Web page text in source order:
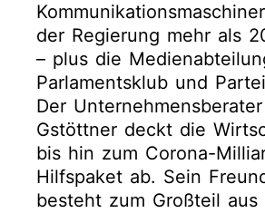
der Regierung mehr als
– plus die
Parlamentsklub und
Der
Gstöttner deckt die
bis hin zum Corona-
Hilfspaket ab. Sein
besteht zum Großteil aus